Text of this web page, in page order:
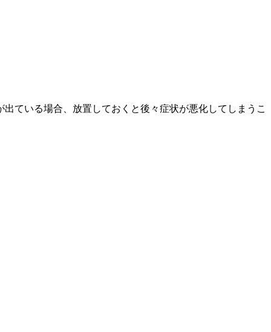
ている場合、放置しておくと後々症状が悪化してしまうこ